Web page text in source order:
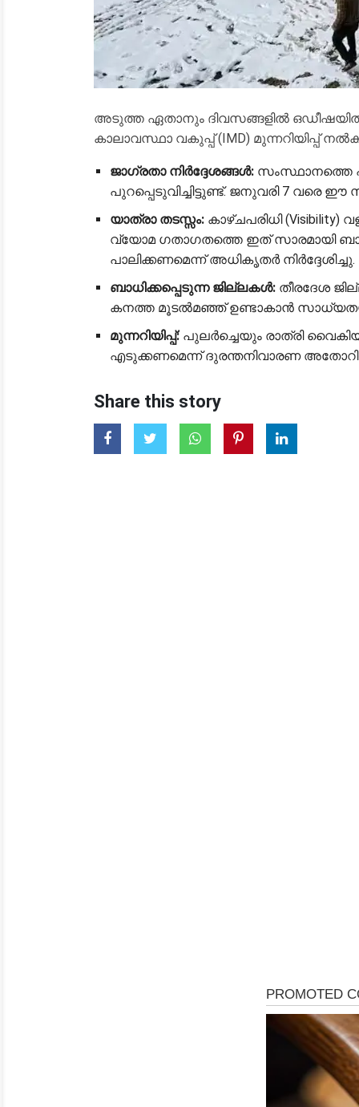
അടുത്ത ഏതാനും ദിവസങ്ങളിൽ
കാലാവസ്ഥാ വകുപ്പ് (IMD) മുന്നറിയിപ്പ്
ജാഗ്രതാ നിർദ്ദേശങ്ങൾ: സംസ്ഥാനത്തെ
പുറപ്പെടുവിച്ചിട്ടുണ്ട്. ജനുവരി 7 വരെ ഈ
യാത്രാ തടസ്സം: കാഴ്ചപരിധി
വ്യോമ ഗതാഗതത്തെ ഇത് സാരമായി
പാലിക്കണമെന്ന് അധികൃതർ നിർദ്ദേശിച്ചു.
ബാധിക്കപ്പെടുന്ന ജില്ലകൾ: തീരദേശ
കനത്ത മൂടൽമഞ്ഞ് ഉണ്ടാകാൻ
മുന്നറിയിപ്പ്: പുലർച്ചെയും രാത്രി
എടുക്കണമെന്ന് ദുരന്തനിവാരണ
Share this story